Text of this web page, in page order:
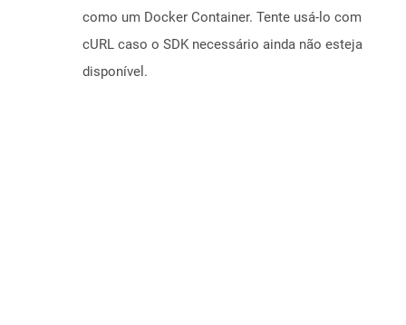
como um Docker Container. Tente usá-lo com
cURL caso o SDK necessário ainda não esteja
disponível.